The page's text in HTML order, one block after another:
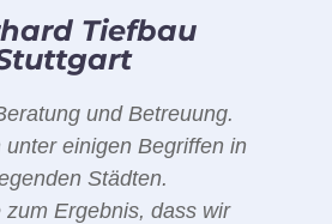
Tiefbau
und Betreuung.
unter einigen Begriffen in
Städten.
zum Ergebnis, dass wir